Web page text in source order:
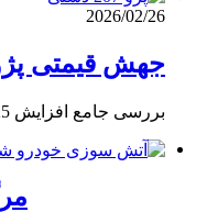
2026/02/26
جهش قیمتی پژو 207 در آستانه نوروز: تحلیل بازار آزاد 7
بررسی جامع افزایش 25 میلیون تومانی قیمت پژو 207 در بازار آزاد در تاریخ 7 اسفند 1404. تحلیل دلایل جهش…